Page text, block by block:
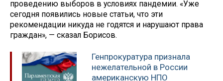
проведению выборов в условиях пандемии. «Уже
сегодня появились новые статьи, что эти
рекомендации никуда не годятся и нарушают права
граждан», — сказал Борисов.
Генпрокуратура признала
нежелательной в России
американскую НПО